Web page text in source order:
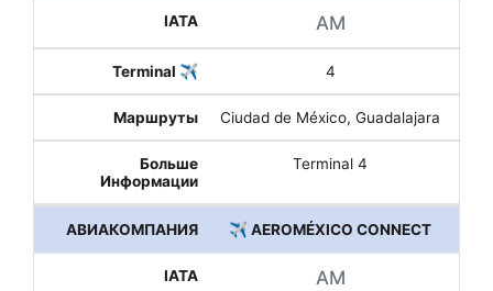
AM
4
Ciudad de México, Guadalajara
Terminal 4
✈️ AEROMÉXICO CONNECT
AM